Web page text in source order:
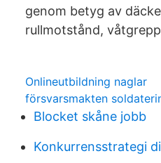
genom betyg av
rullmotstånd,
Onlineutbildning naglar
försvarsmakten
Blocket skåne jobb
Konkurrensstrategi